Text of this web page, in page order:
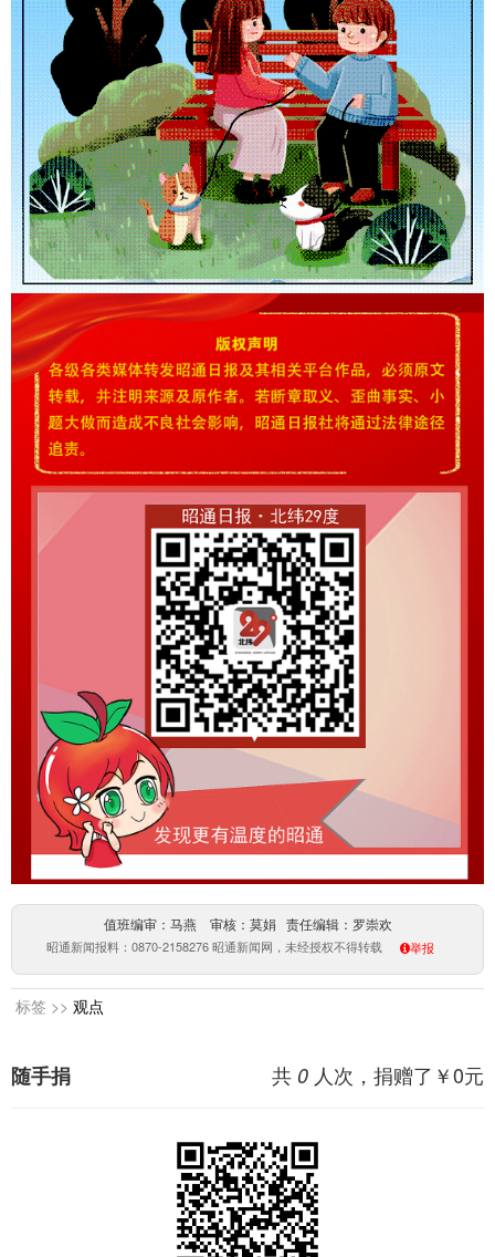
值班编审：马燕 审核：莫娟 责任编辑：罗崇欢
昭通新闻报料：0870-2158276 昭通新闻网，未经授权不得转载 举报
标签 >> 观点
共 0 人次，捐赠了￥0元
随手捐